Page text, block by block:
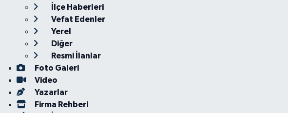
İlçe Haberleri
Vefat Edenler
Yerel
Diğer
Resmi İlanlar
Foto Galeri
Video
Yazarlar
Firma Rehberi